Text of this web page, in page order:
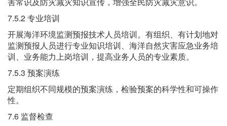
7.5.2 专业培训
开展海洋环境监测预报技术人员培训。有组织、有计划地对
监测预报人员进行专业知识培训、海洋自然灾害应急业务培
训、业务能力上岗培训，提高业务人员的专业素质。
7.5.3 预案演练
定期组织不同规模的预案演练，检验预案的科学性和可操作
性。
7.6 监督检查